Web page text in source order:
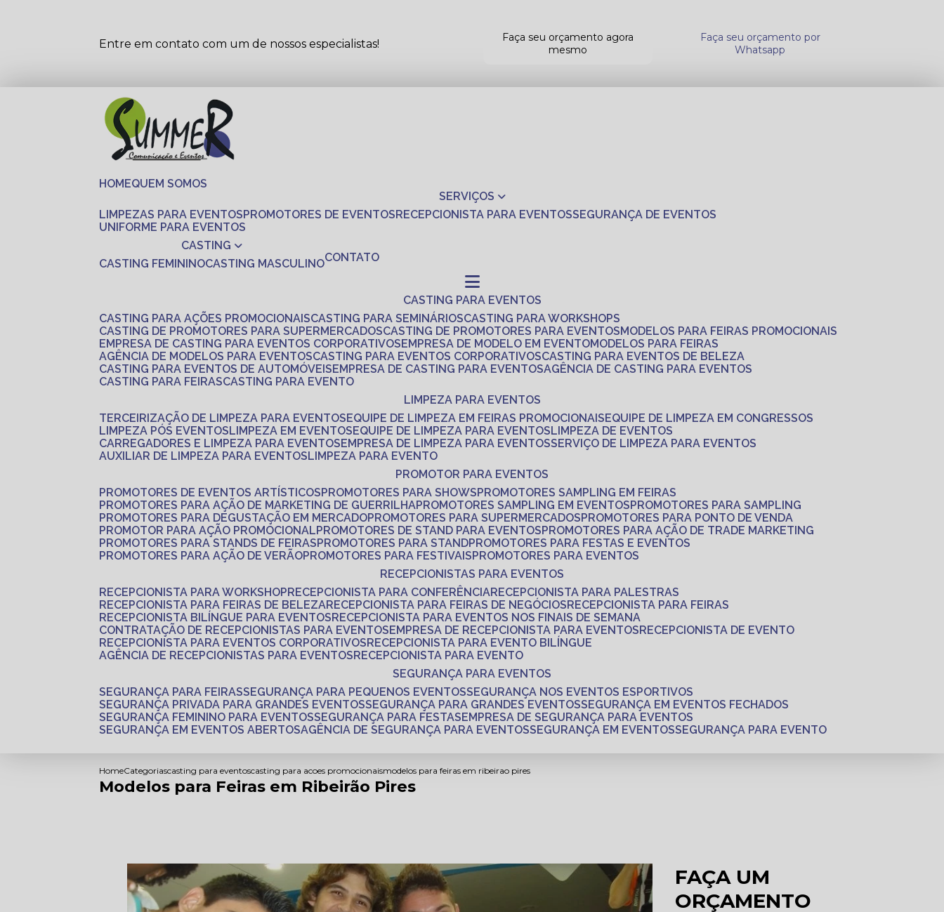
Entre em contato com um de nossos especialistas!
Faça seu orçamento agora
mesmo
Faça seu orçamento por
Whatsapp
HOME
QUEM SOMOS
SERVIÇOS
LIMPEZAS PARA EVENTOS
PROMOTORES DE EVENTOS RECEPCIONISTA PARA EVENTOS SEGURANÇA DE EVENTOS
UNIFORME PARA EVENTOS
CASTING
CASTING FEMININO CASTING MASCULINO CONTATO
CASTING PARA EVENTOS
CASTING PARA AÇÕES PROMOCIONAIS
CASTING PARA SEMINÁRIOS
CASTING PARA WORKSHOPS
CASTING DE PROMOTORES PARA SUPERMERCADOS
CASTING DE PROMOTORES PARA EVENTOS
MODELOS PARA FEIRAS PROMOCIONAIS
EMPRESA DE CASTING PARA EVENTOS CORPORATIVOS
EMPRESA DE MODELO EM EVENTO
MODELOS PARA FEIRAS
AGÊNCIA DE MODELOS PARA EVENTOS
CASTING PARA EVENTOS CORPORATIVOS
CASTING PARA EVENTOS DE BELEZA
CASTING PARA EVENTOS DE AUTOMÓVEIS
EMPRESA DE CASTING PARA EVENTOS
AGÊNCIA DE CASTING PARA EVENTOS
CASTING PARA FEIRAS
CASTING PARA EVENTO
LIMPEZA PARA EVENTOS
TERCEIRIZAÇÃO DE LIMPEZA PARA EVENTOS
EQUIPE DE LIMPEZA EM FEIRAS PROMOCIONAIS
EQUIPE DE LIMPEZA EM CONGRESSOS
LIMPEZA PÓS EVENTOS
LIMPEZA EM EVENTOS EQUIPE DE LIMPEZA PARA EVENTOS
LIMPEZA DE EVENTOS
CARREGADORES E LIMPEZA PARA EVENTOS
EMPRESA DE LIMPEZA PARA EVENTOS SERVIÇO DE LIMPEZA PARA EVENTOS
AUXILIAR DE LIMPEZA PARA EVENTOS
LIMPEZA PARA EVENTO
PROMOTOR PARA EVENTOS
PROMOTORES DE EVENTOS ARTÍSTICOS
PROMOTORES PARA SHOWS
PROMOTORES SAMPLING EM FEIRAS
PROMOTORES PARA AÇÃO DE MARKETING DE GUERRILHA PROMOTORES SAMPLING EM EVENTOS
PROMOTORES PARA SAMPLING
PROMOTORES PARA DEGUSTAÇÃO EM MERCADO PROMOTORES PARA SUPERMERCADOS
PROMOTORES PARA PONTO DE VENDA
PROMOTOR PARA AÇÃO PROMOCIONAL
PROMOTORES DE STAND PARA EVENTOS
PROMOTORES PARA AÇÃO DE TRADE MARKETING
PROMOTORES PARA STANDS DE FEIRAS
PROMOTORES PARA STAND PROMOTORES PARA FESTAS E EVENTOS
PROMOTORES PARA AÇÃO DE VERÃO PROMOTORES PARA FESTIVAIS
PROMOTORES PARA EVENTOS
RECEPCIONISTAS PARA EVENTOS
RECEPCIONISTA PARA WORKSHOP
RECEPCIONISTA PARA CONFERÊNCIA
RECEPCIONISTA PARA PALESTRAS
RECEPCIONISTA PARA FEIRAS DE BELEZA
RECEPCIONISTA PARA FEIRAS DE NEGÓCIOS
RECEPCIONISTA PARA FEIRAS
RECEPCIONISTA BILÍNGUE PARA EVENTOS
RECEPCIONISTA PARA EVENTOS NOS FINAIS DE SEMANA
CONTRATAÇÃO DE RECEPCIONISTAS PARA EVENTOS
EMPRESA DE RECEPCIONISTA PARA EVENTOS
RECEPCIONISTA DE EVENTO
RECEPCIONISTA PARA EVENTOS CORPORATIVOS
RECEPCIONISTA PARA EVENTO BILÍNGUE
AGÊNCIA DE RECEPCIONISTAS PARA EVENTOS
RECEPCIONISTA PARA EVENTO
SEGURANÇA PARA EVENTOS
SEGURANÇA PARA FEIRAS SEGURANÇA PARA PEQUENOS EVENTOS SEGURANÇA NOS EVENTOS ESPORTIVOS
SEGURANÇA PRIVADA PARA GRANDES EVENTOS SEGURANÇA PARA GRANDES EVENTOS SEGURANÇA EM EVENTOS FECHADOS
SEGURANÇA FEMININO PARA EVENTOS SEGURANÇA PARA FESTAS
EMPRESA DE SEGURANÇA PARA EVENTOS
SEGURANÇA EM EVENTOS ABERTOS
AGÊNCIA DE SEGURANÇA PARA EVENTOS SEGURANÇA EM EVENTOS SEGURANÇA PARA EVENTO
HomeCategoriascasting para eventoscasting para acoes promocionaismodelos para feiras em ribeirao pires
Modelos para Feiras em Ribeirão Pires
FAÇA UM
ORÇAMENTO